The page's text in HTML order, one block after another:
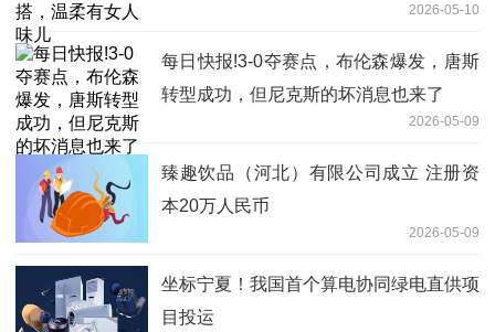
2026-05-10
每日快报!3-0夺赛点，布伦森爆发，唐斯
转型成功，但尼克斯的坏消息也来了
2026-05-09
臻趣饮品（河北）有限公司成立 注册资
本20万人民币
2026-05-09
坐标宁夏！我国首个算电协同绿电直供项
目投运